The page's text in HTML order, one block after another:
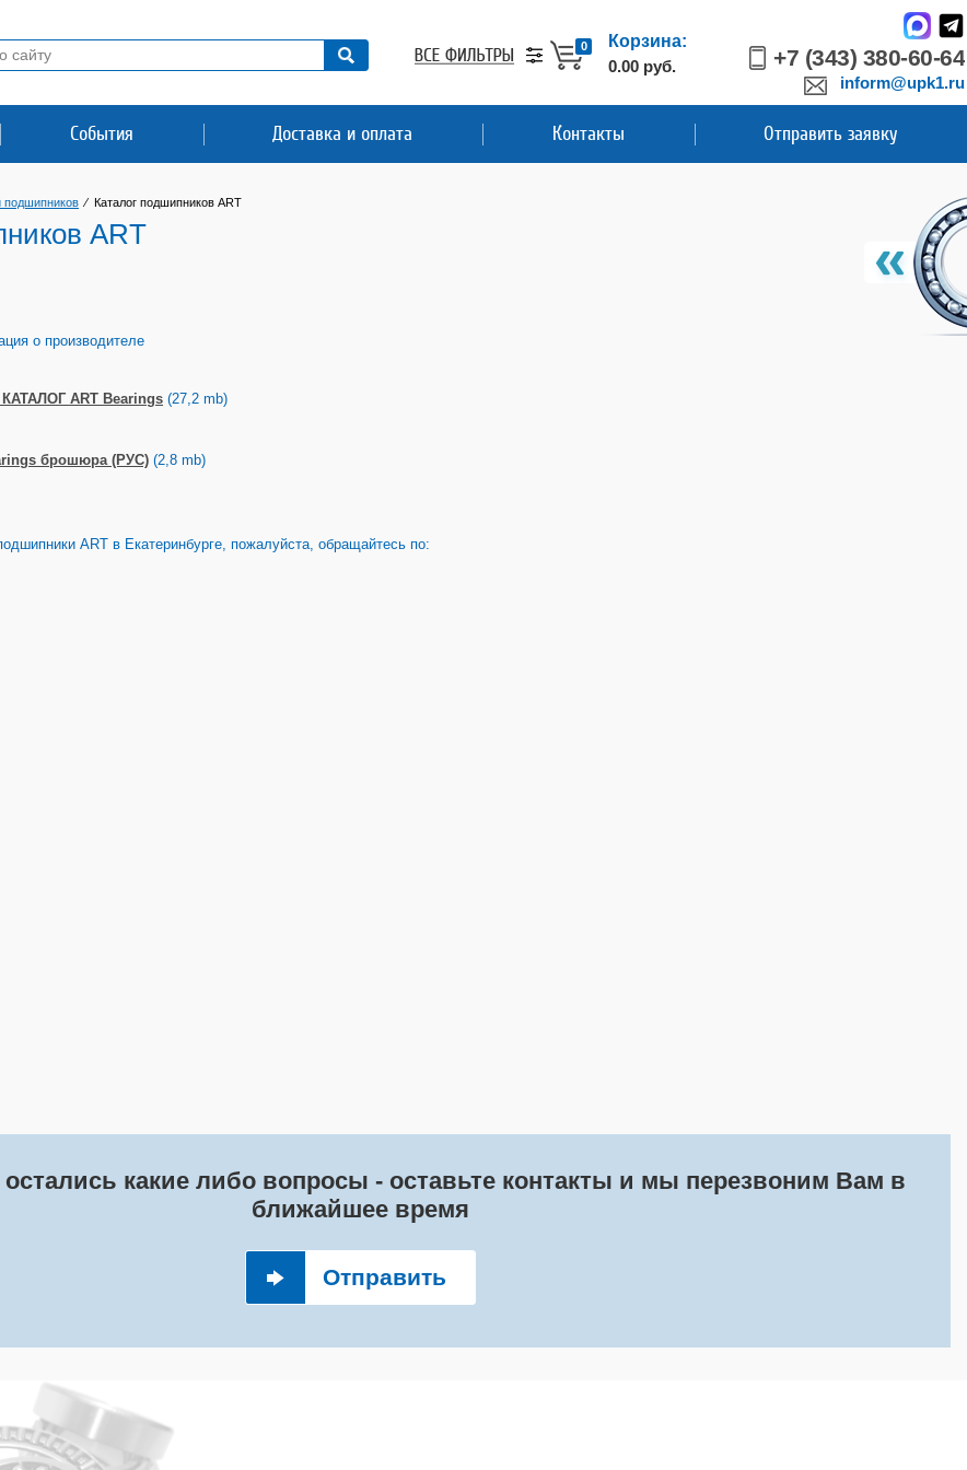
+7 (343) 380-60-64
inform@upk1.ru
0
Корзина:
0.00 руб.
События Доставка и оплата Контакты Отправить заявку
подшипников ⁄ Каталог подшипников ART
ART
о производителе
ART Bearings (27,2 mb)
брошюра (РУС) (2,8 mb)
ART в Екатеринбурге, пожалуйста, обращайтесь по:
какие либо вопросы - оставьте контакты и мы перезвоним Вам в
ближайшее время
Отправить